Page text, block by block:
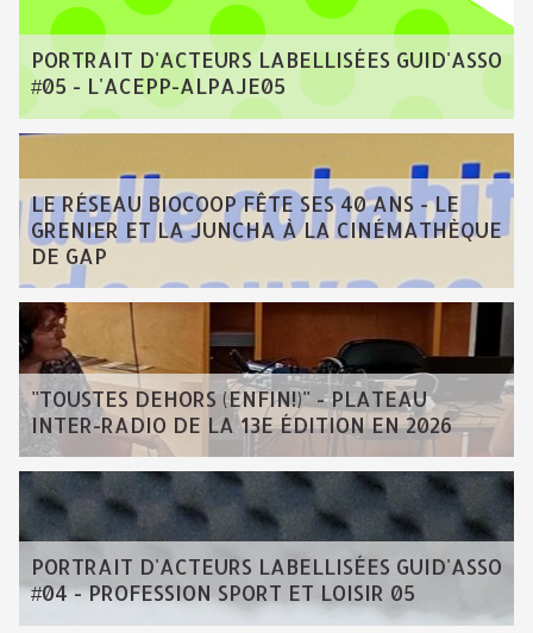
PORTRAIT D'ACTEURS LABELLISÉES GUID'ASSO
#05 - L'ACEPP-ALPAJE05
LE RÉSEAU BIOCOOP FÊTE SES 40 ANS - LE
GRENIER ET LA JUNCHA À LA CINÉMATHÈQUE
DE GAP
"TOUSTES DEHORS (ENFIN!)" - PLATEAU
INTER-RADIO DE LA 13E ÉDITION EN 2026
PORTRAIT D'ACTEURS LABELLISÉES GUID'ASSO
#04 - PROFESSION SPORT ET LOISIR 05